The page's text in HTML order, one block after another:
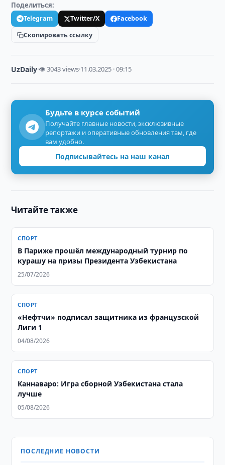
Поделиться:
Telegram Twitter/X
Facebook
Скопировать ссылку
UzDaily·👁 3043 views·11.03.2025 · 09:15
Будьте в курсе событий
Получайте главные новости, эксклюзивные
репортажи и оперативные обновления там, где
вам удобно.
Подписывайтесь на наш канал
Читайте также
СПОРТ
В Париже прошёл международный турнир по
курашу на призы Президента Узбекистана
25/07/2026
СПОРТ
«Нефтчи» подписал защитника из французской
Лиги 1
04/08/2026
СПОРТ
Каннаваро: Игра сборной Узбекистана стала
лучше
05/08/2026
ПОСЛЕДНИЕ НОВОСТИ